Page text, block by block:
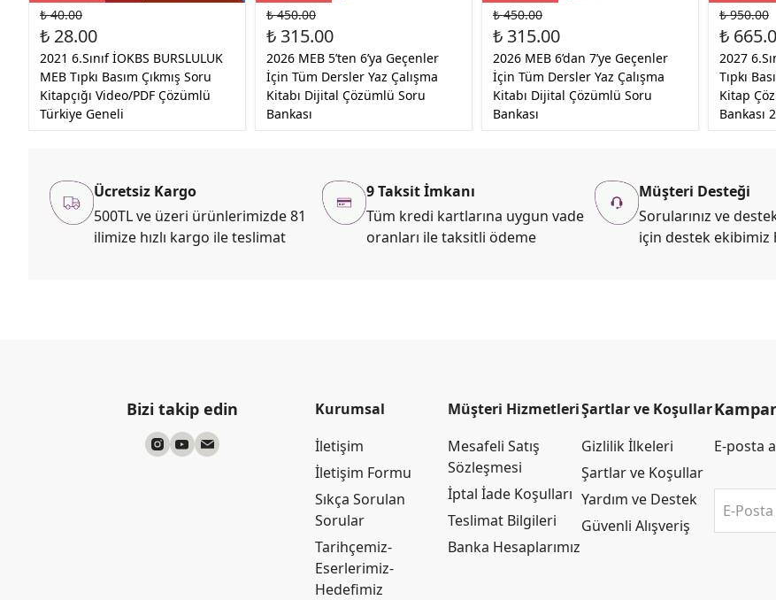
₺ 40.00
₺ 28.00
2021 6.Sınıf İOKBS BURSLULUK
MEB Tıpkı Basım Çıkmış Soru
Kitapçığı Video/PDF Çözümlü
Türkiye Geneli
₺ 450.00
₺ 315.00
2026 MEB 5’ten 6’ya Geçenler
İçin Tüm Dersler Yaz Çalışma
Kitabı Dijital Çözümlü Soru
Bankası
₺ 450.00
₺ 315.00
2026 MEB 6’dan 7’ye Geçenler
İçin Tüm Dersler Yaz Çalışma
Kitabı Dijital Çözümlü Soru
Bankası
₺ 950.00
₺
2027
Tıpkı
Kitap
Bankası
Ücretsiz Kargo
500TL ve üzeri ürünlerimizde 81
ilimize hızlı kargo ile teslimat
9 Taksit İmkanı
Tüm kredi kartlarına uygun vade
oranları ile taksitli ödeme
Müşteri Desteği
Sorularınız ve
için destek ekibimiz
Bizi takip edin
Kurumsal
İletişim
İletişim Formu
Sıkça Sorulan
Sorular
Tarihçemiz-
Eserlerimiz-
Hedefimiz
Müşteri Hizmetleri
Mesafeli Satış
Sözleşmesi
İptal İade Koşulları
Teslimat Bilgileri
Banka Hesaplarımız
Şartlar ve Koşullar
Gizlilik İlkeleri
Şartlar ve Koşullar
Yardım ve Destek
Güvenli Alışveriş
E-posta
E-